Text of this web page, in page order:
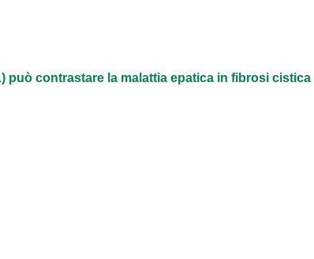
può contrastare la malattia epatica in fibrosi cistica